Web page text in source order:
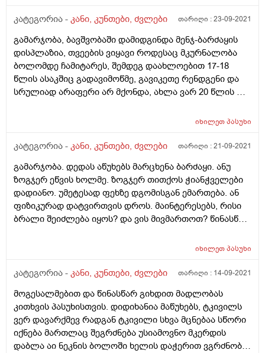
კატეგორია - კანი, კუნთები, ძვლები თარიღი :23-09-2021
გამარჯობა, ბავშვობაში დამიდგინდა მენჯ-ბარძაყის
დისპლაზია, თვეების ვიყავი როდესაც მკურნალობა
ბოლომდე ჩამიტარეს, შემდეგ დაახლოებით 17-18
წლის ასაკშიც გადავიმოწმე, გავიკეთე რენდგენი და
სრულიად არაფერი არ მქონდა, ახლა ვარ 20 წლის და
მეჭიმება(მეკვანძება) მენჯი და მალევე მივლის
ამ შემთხვევაშიც მტკივდება და ერთი ორი დღე
დაჭიმულობის ტკივილს. მიუხედავად იმისა, რომ
ბოლომდე ნამკურნალები მაქვს მაინტერესებს
ნორმალური არის თუ არა მსგავი რამ, ზოგადად
რადგან დისპლაზიურია ეს ადგილი ნორმალურია თუ
არა რომ ზოგჯერ ასე ვგრძნობდე მცირე ხნიან
ბოლომდე ვერ ვადგამ ფეხს სიარულისას). ასევე
ბუნებრივი მშობიარობა ასეთ შემთხვევაში, რადგან
ამის შესახებ მსმენია და მინდა დავაზუსტო. დიდი
მადლობა წინასწარ.
იხილეთპასუხი
კატეგორია - კანი, კუნთები, ძვლები თარიღი :21-09-2021
გამარჯობა. დედას აწუხებს მარცხენა ბარძაყი. ანუ
ზოგჯერ ეწვის ხოლმე. ზოგჯერ თითქოს ჭიანჭველები
დადიანო. უმეტესად ფეხზე დგომისგან ემართება. ან
ფიზიკურად დატვირთვის დროს. მაინტერესებს, რისი
ბრალი შეიძლება იყოს? და ვის მივმართოთ? წინასწარ
იხილეთპასუხი
კატეგორია - კანი, კუნთები, ძვლები თარიღი : 14-09-2021
მოგესალმებით და წინასწარ გიხდით მადლობას
კითხვის პასუხისთვის. დიდიხანია მაწუხებს, ტკივილს
ვერ დავარქმევ რადგან ტკივილი სხვა მცნებაა სწორი
იქნება მართლაც შეგრძნება უსიამოვნო მკერდის
დაბლა აი ნეკნის ბოლოში ხელის დაჭერით ვგრძნობ